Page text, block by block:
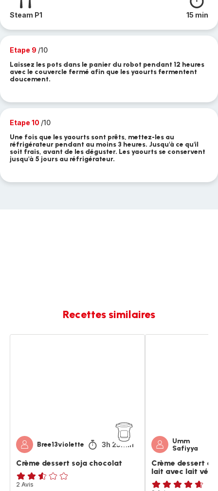
Steam P1 15 min
Etape 9 /10
Laissez les pots dans le panier du robot pendant 12 heures
avec le couvercle fermé afin que les yaourts fermentent
doucement.
Etape 10 /10
Une fois que les yaourts sont prêts, mettez-les au
réfrigérateur pendant au moins 3 heures. Jusqu'à ce qu'il
soit frais, avant de les déguster. Les yaourts se conservent
jusqu'à 5 jours au réfrigérateur.
Recettes similaires
Bree13violette 3h 25min
Crème dessert soja chocolat
ratings.2.5
2 Avis
Umm
Safiyya
Crème dessert
lait avec lait